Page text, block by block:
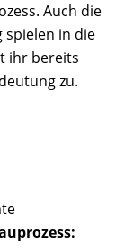
Auch die
spielen in die
ihr bereits
zu.